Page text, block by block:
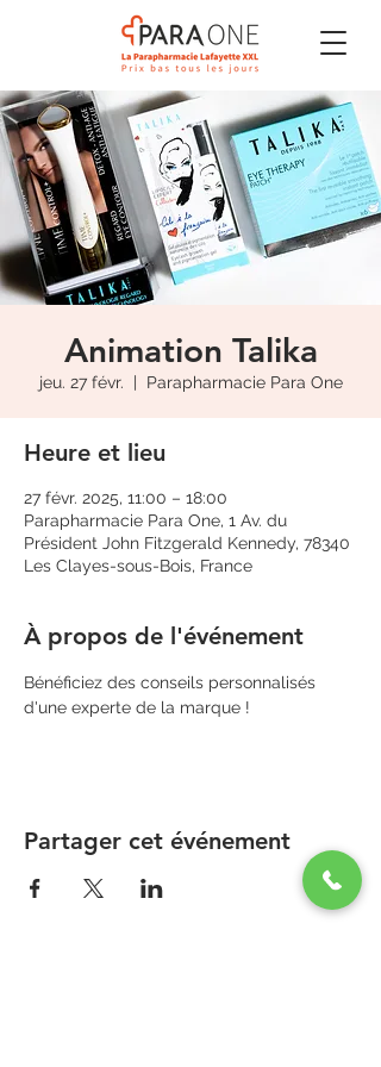
Animation Talika
jeu. 27 févr.
  |
Parapharmacie Para One
Heure et lieu
27 févr. 2025, 11:00 – 18:00
Parapharmacie Para One, 1 Av. du
Président John Fitzgerald Kennedy, 78340
Les Clayes-sous-Bois, France
À propos de l'événement
Bénéficiez des conseils personnalisés
d'une experte de la marque !
Partager cet événement